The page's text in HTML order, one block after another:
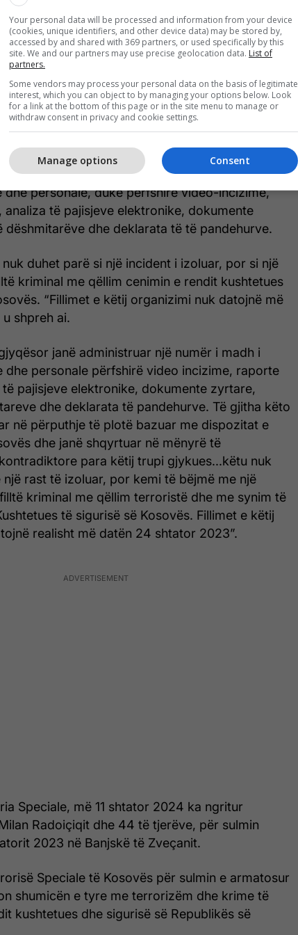
Sulmi në Banjskë, sot seanca gjyqësore
ndaj tre të arrestuarve
janë administruar një numër i madh
dhe personale, duke përfshirë video-incizime,
të pajisjeve elektronike, dokumente
dëshmitarëve dhe deklarata të të pandehurve.
duhet parë si një incident i izoluar, por si një
kriminal me qëllim cenimin e rendit kushtetues
“Fillimet e këtij organizimi nuk datojnë më
shpreh ai.
janë administruar një numër i madh i
dhe personale përfshirë video incizime, raporte
pajisjeve elektronike, dokumente zyrtare,
dhe deklarata të pandehurve. Të gjitha këto
në përputhje të plotë bazuar me dispozitat e
dhe janë shqyrtuar në mënyrë të
para këtij trupi gjykues...këtu nuk
rast të izoluar, por kemi të bëjmë me një
kriminal me qëllim terroristë dhe me synim të
të sigurisë së Kosovës. Fillimet e këtij
realisht më datën 24 shtator 2023”.
Speciale, më 11 shtator 2024 ka ngritur
Radoiçiqit dhe 44 të tjerëve, për sulmin
2023 në Banjskë të Zveçanit.
Speciale të Kosovës për sulmin e armatosur
shumicën e tyre me terrorizëm dhe krime të
kushtetues dhe sigurisë së Republikës së
Your personal data will be processed and information from your device
(cookies, unique identifiers, and other device data) may be stored by,
accessed by and shared with 369 partners, or used specifically by this
site. We and our partners may use precise geolocation data. List of
partners.
Some vendors may process your personal data on the basis of legitimate
interest, which you can object to by managing your options below. Look
for a link at the bottom of this page or in the site menu to manage or
withdraw consent in privacy and cookie settings.
Consent
Manage options